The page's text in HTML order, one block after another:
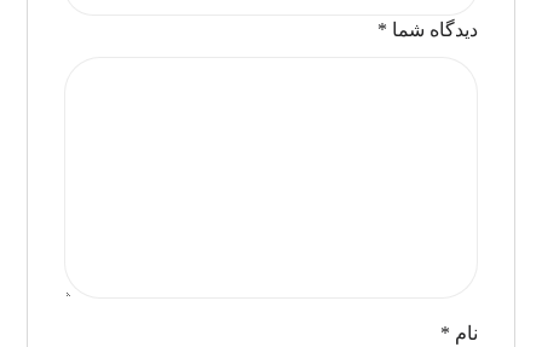
دیدگاه شما *
نام *